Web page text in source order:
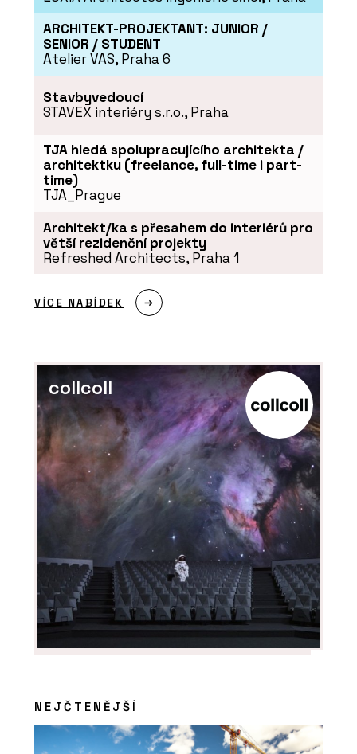
O FIRMĚ
Swisspearl Česká republika a.s.
PRODUKTY
Vláknocementová deska Swisspearl
Patina Structure NXT
ČLÁNKY
Budova Rozhlasu a televize Slovenska
je energeticky efektivní. Stavba z
80. let dostala novou fasádu a
ARCHITEKT-PROJEKTANT: JUNIOR /
SENIOR / STUDENT
Atelier VAS, Praha 6
Stavbyvedoucí
STAVEX interiéry s.r.o., Praha
TJA hledá spolupracujícího architekta /
architektku (freelance, full-time i part-
time)
TJA_Prague
Architekt/ka s přesahem do interiérů pro
větší rezidenční projekty
Refreshed Architects, Praha 1
VÍCE NABÍDEK
collcoll
NEJČTENĚJŠÍ